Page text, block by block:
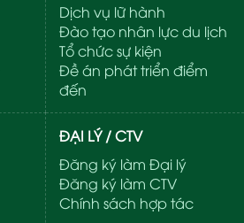
Dịch vụ lữ hành
Đào tạo nhân lực du lịch
Tổ chức sự kiện
Đề án phát triển điểm
đến
ĐẠI LÝ / CTV
Đăng ký làm Đại lý
Đăng ký làm CTV
Chính sách hợp tác